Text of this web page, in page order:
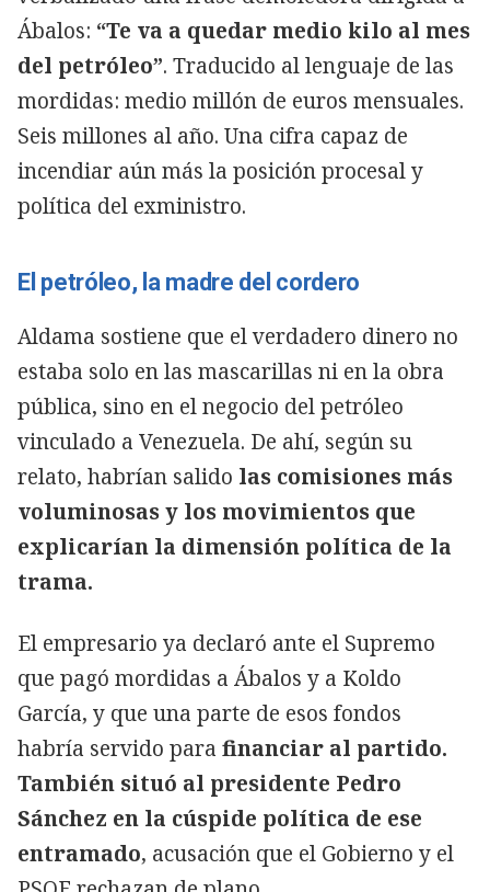
Ábalos: “Te va a quedar medio kilo al mes
del petróleo”. Traducido al lenguaje de las
mordidas: medio millón de euros mensuales.
Seis millones al año. Una cifra capaz de
incendiar aún más la posición procesal y
política del exministro.
El petróleo, la madre del cordero
Aldama sostiene que el verdadero dinero no
estaba solo en las mascarillas ni en la obra
pública, sino en el negocio del petróleo
vinculado a Venezuela. De ahí, según su
relato, habrían salido las comisiones más
voluminosas y los movimientos que
explicarían la dimensión política de la
trama.
El empresario ya declaró ante el Supremo
que pagó mordidas a Ábalos y a Koldo
García, y que una parte de esos fondos
habría servido para financiar al partido.
También situó al presidente Pedro
Sánchez en la cúspide política de ese
entramado, acusación que el Gobierno y el